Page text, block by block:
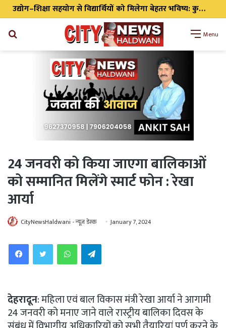
सीएम धामी ने भारी वर्षा को देखते हुए हाई अलर्ट पर रहने के दिए निर्देश सभी एजेंसी को किया अलर्ट
Menu
24 जनवरी को किया जाएगा बालिकाओं
को सम्मानित मिलेंगे स्मार्ट फोन : रेखा
आर्या
CityNewsHaldwani - न्यूज़ डेस्क January 7, 2024
WhatsAppTelegram
देहरादून: महिला एवं बाल विकास मंत्री रेखा आर्या ने आगामी
24 जनवरी को मनाए जाने वाले रास्ट्रीय बालिका दिवस के